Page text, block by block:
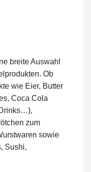
breite Auswahl
Ob
wie Eier, Butter
Coca Cola
zum
sowie
Sushi,